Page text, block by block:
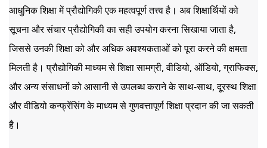
आधुनिक शिक्षा में प्रौद्योगिकी एक महत्वपूर्ण तत्त्व है। अब शिक्षार्थियों को
सूचना और संचार प्रौद्योगिकी का सही उपयोग करना सिखाया जाता है,
जिससे उनकी शिक्षा को और अधिक अवश्यकताओं को पूरा करने की क्षमता
मिलती है। प्रौद्योगिकी माध्यम से शिक्षा सामग्री, वीडियो, ऑडियो, ग्राफिक्स,
और अन्य संसाधनों को आसानी से उपलब्ध कराने के साथ-साथ, दूरस्थ शिक्षा
और वीडियो कन्फ्रेंसिंग के माध्यम से गुणवत्तापूर्ण शिक्षा प्रदान की जा सकती
है।